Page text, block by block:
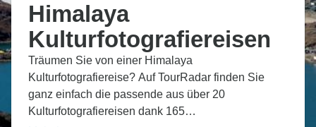
Himalaya
Kulturfotografiereisen
Träumen Sie von einer Himalaya
Kulturfotografiereise? Auf TourRadar finden Sie
ganz einfach die passende aus über 20
Kulturfotografiereisen dank 165